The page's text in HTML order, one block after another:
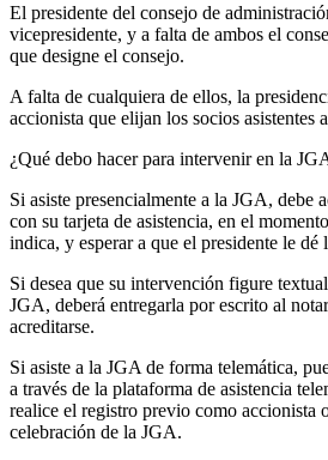
El presidente del consejo de
vicepresidente, y a falta de ambos el
que designe el consejo.
A falta de cualquiera de ellos, la
accionista que elijan los socios asistentes
¿Qué debo hacer para intervenir en la
Si asiste presencialmente a la JGA, debe
con su tarjeta de asistencia, en el
indica, y esperar a que el presidente le dé
Si desea que su intervención figure
JGA, deberá entregarla por escrito al
acreditarse.
Si asiste a la JGA de forma telemática,
a través de la plataforma de asistencia
realice el registro previo como accionista
celebración de la JGA.